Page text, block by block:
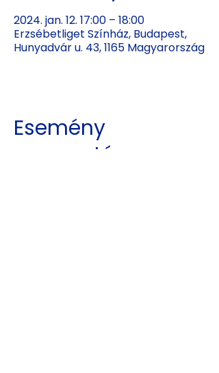
2024. jan. 12. 17:00 – 18:00
Erzsébetliget Színház, Budapest,
Hunyadvár u. 43, 1165 Magyarország
Esemény
megosztása